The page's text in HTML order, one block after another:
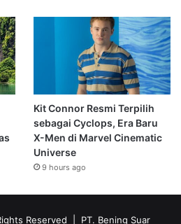
Kit Connor Resmi Terpilih
sebagai Cyclops, Era Baru
X-Men di Marvel Cinematic
Universe
9 hours ago
Reserved | PT. Bening Suar